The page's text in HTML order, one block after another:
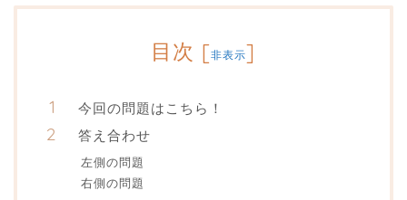
目次 [非表示]
今回の問題はこちら！
答え合わせ
左側の問題
右側の問題